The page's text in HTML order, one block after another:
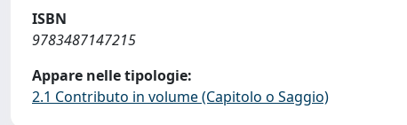
ISBN
9783487147215
Appare nelle tipologie:
2.1 Contributo in volume (Capitolo o Saggio)